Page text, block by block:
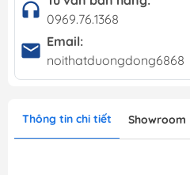
0969.76.1368
Email:
noithatduongdong6868
Thông tin chi tiết Showroom